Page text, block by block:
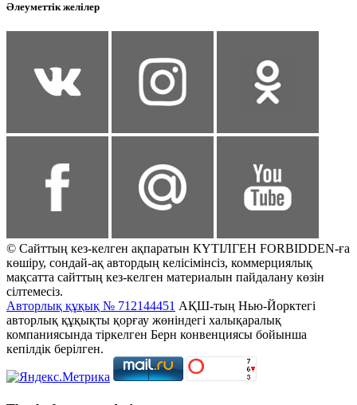
Әлеуметтік желілер
© Сайттың кез-келген ақпаратын КҮТІЛГЕН FORBIDDEN-ға
көшіру, сондай-ақ автордың келісімінсіз, коммерциялық
мақсатта сайттың кез-келген материалын пайдалану көзін
сілтемесіз.
Авторлық құқық № 712144451 АҚШ-тың Нью-Йорктегі
авторлық құқықты қорғау жөніндегі халықаралық
компаниясында тіркелген Берн конвенциясы бойынша
кепілдік берілген.